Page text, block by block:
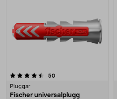
50recensioner
Pluggar
Fischer universalplugg
4.5 av 5 stjärnor